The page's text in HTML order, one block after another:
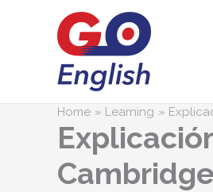
Home Learning
Cambridge